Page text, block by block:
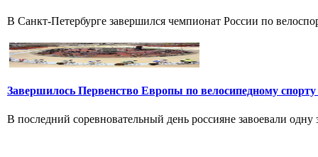
В Санкт-Петербурге завершился чемпионат России по
Завершилось Первенство Европы по велосипедному спорту
В последний соревновательный день россияне завоевали